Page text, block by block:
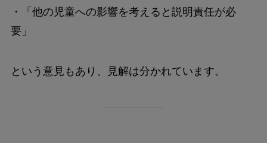
・「他の児童への影響を考えると説明責任が必
要」
という意見もあり、見解は分かれています。